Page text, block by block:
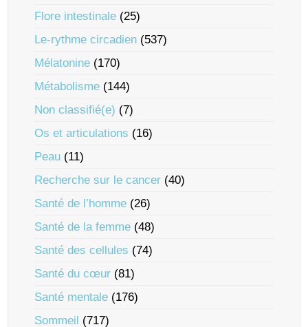
Flore intestinale (25)
Le-rythme circadien (537)
Mélatonine (170)
Métabolisme (144)
Non classifié(e) (7)
Os et articulations (16)
Peau (11)
Recherche sur le cancer (40)
Santé de l’homme (26)
Santé de la femme (48)
Santé des cellules (74)
Santé du cœur (81)
Santé mentale (176)
Sommeil (717)